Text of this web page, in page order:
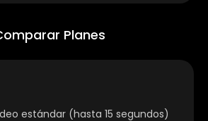
Planes
estándar (hasta 15 segundos)